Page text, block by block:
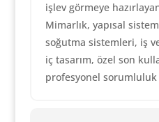
işlev görmeye
Mimarlık, yapısal sistem
soğutma sistemleri, iş
iç tasarım, özel son
profesyonel